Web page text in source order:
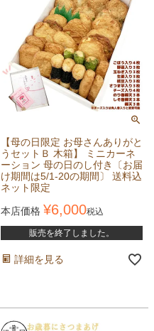
【母の日限定 お母さんありがと
うセットＢ 木箱】 ミニカーネ
ーション 母の日のし付き〔お届
け期間は5/1-20の期間〕 送料込
ネット限定
本店価格 ¥6,000税込
販売を終了しました。
詳細を見る